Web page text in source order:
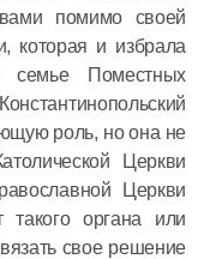
помимо своей
которая и избрала
Поместных
роль, но она не
Церкви
Церкви
такого органа или
свое решение